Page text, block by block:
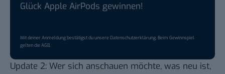
Glück Apple AirPods gewinnen!
Mit deiner Anmeldung bestätigst du unsere Datenschutzerklärung. Beim Gewinnspiel
gelten dieAGB.
Update 2: Wer sich anschauen möchte, was neu ist,